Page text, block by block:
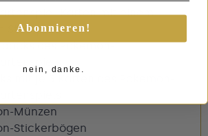
Karten mit einem
Stempel
des Pokémon-
Münzen
Stickerbögen
Abonnieren!
nein, danke.